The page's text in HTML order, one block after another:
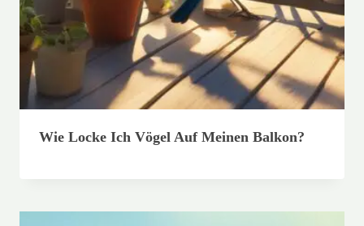
Wie Locke Ich Vögel Auf Meinen Balkon?